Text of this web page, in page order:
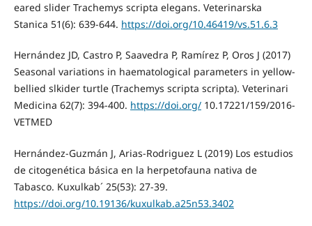
eared slider Trachemys scripta elegans. Veterinarska
Stanica 51(6): 639-644. https://doi.org/10.46419/vs.51.6.3
Hernández JD, Castro P, Saavedra P, Ramírez P, Oros J (2017)
Seasonal variations in haematological parameters in yellow-
bellied slkider turtle (Trachemys scripta scripta). Veterinari
Medicina 62(7): 394-400. https://doi.org/10.17221/159/2016-
VETMED
Hernández-Guzmán J, Arias-Rodriguez L (2019) Los estudios
de citogenética básica en la herpetofauna nativa de
Tabasco. Kuxulkab´ 25(53): 27-39.
https://doi.org/10.19136/kuxulkab.a25n53.3402